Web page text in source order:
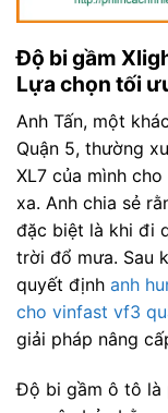
Độ bi gầm
Lựa chọn tối
Anh Tấn, một
Quận 5, thường
XL7 của mình
xa. Anh chia sẻ
đặc biệt là khi đi
trời đổ mưa. Sau
quyết định anh
cho vinfast vf3
giải pháp nâng
Độ bi gầm ô tô là